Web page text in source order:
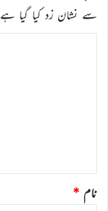
سے نشان زد کیا گیا ہے
نام *